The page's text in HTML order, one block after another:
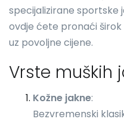
specijalizirane sportske
ovdje ćete pronaći širok
uz povoljne cijene.
Vrste muških
Kožne jakne:
Bezvremenski